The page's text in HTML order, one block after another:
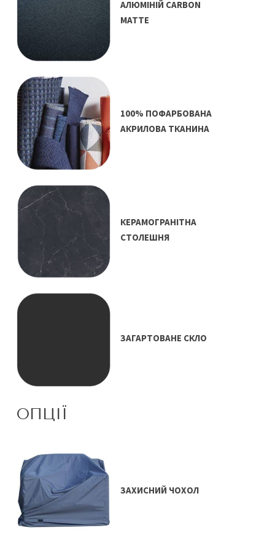
АЛЮМІНІЙ CARBON
MATTE
100% ПОФАРБОВАНА
АКРИЛОВА ТКАНИНА
КЕРАМОГРАНІТНА
СТОЛЕШНЯ
ЗАГАРТОВАНЕ СКЛО
ОПЦІЇ
ЗАХИСНИЙ ЧОХОЛ